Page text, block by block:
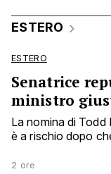
ESTERO
ESTERO
Senatrice
ministro
La nomina di Todd
è a rischio dopo
2 ore